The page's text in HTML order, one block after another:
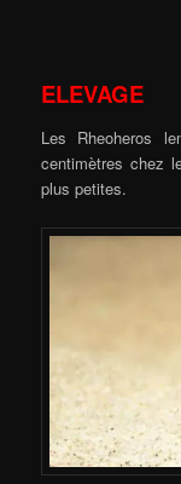
ELEVAGE
Les Rheoheros
centimètres chez
plus petites.